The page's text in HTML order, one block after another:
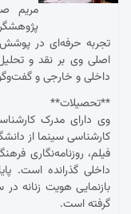
مریم
تجربه حرفه‌ای در
اصلی وی بر نقد و
داخلی و خارجی و
**تحصیلات**
وی دارای مدرک
کارشناسی سینما از
فیلم، روزنامه‌نگاری
داخلی گذرانده است.
بازنمایی هویت زنانه
گرفته است.